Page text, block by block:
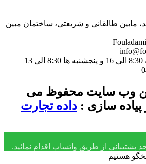
مابین طالقانی و شریعتی، ساختمان مبین
وب سایت محفوظ می
سازی : داده تجارت
پشتیبانی از طریق واتساپ اقدام نمائید.
هستیم